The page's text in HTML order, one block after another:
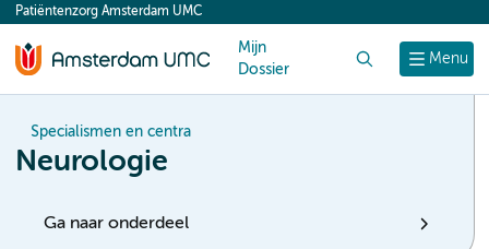
content
Menu
Patiëntenzorg Amsterdam UMC
Mijn
Dossier
Specialismen en centra
Neurologie
Ga naar onderdeel